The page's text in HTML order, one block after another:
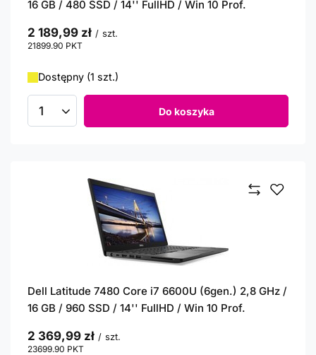
16 GB / 480 SSD / 14'' FullHD / Win 10 Prof.
2 189,99 zł / szt.
21899.90 PKT
Dostępny (1 szt.)
Ilość produktów Do koszyka
Dell Latitude 7480 Core i7 6600U (6gen.) 2,8 GHz /
16 GB / 960 SSD / 14'' FullHD / Win 10 Prof.
2 369,99 zł / szt.
23699.90 PKT